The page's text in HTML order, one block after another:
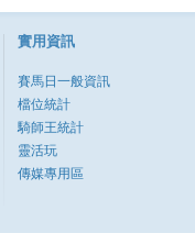
實用資訊
賽馬日一般資訊
檔位統計
騎師王統計
靈活玩
傳媒專用區